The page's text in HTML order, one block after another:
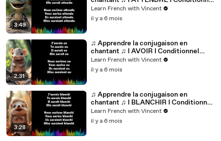
3:49
Passé_
Learn French with Vincent
il y a 6 mois
2:31
♫ Apprendre la conjugaison en
chantant ♫ I AVOIR I Conditionnel
Passé_
Learn French with Vincent
il y a 6 mois
3:28
♫ Apprendre la conjugaison en
chantant ♫ I BLANCHIR I Conditionnel
Passé_
Learn French with Vincent
il y a 6 mois